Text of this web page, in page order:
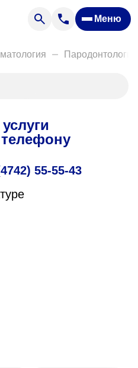
Меню
Пародонтология
55-55-43